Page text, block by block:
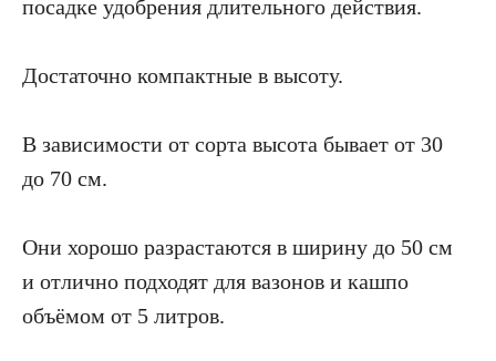
посадке удобрения длительного действия.
Достаточно компактные в высоту.
В зависимости от сорта высота бывает от 30
до 70 см.
Они хорошо разрастаются в ширину до 50 см
и отлично подходят для вазонов и кашпо
объёмом от 5 литров.